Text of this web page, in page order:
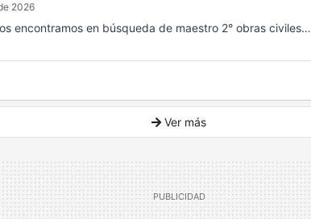
2026
encontramos en búsqueda de maestro 2° obras civiles…
Ver más